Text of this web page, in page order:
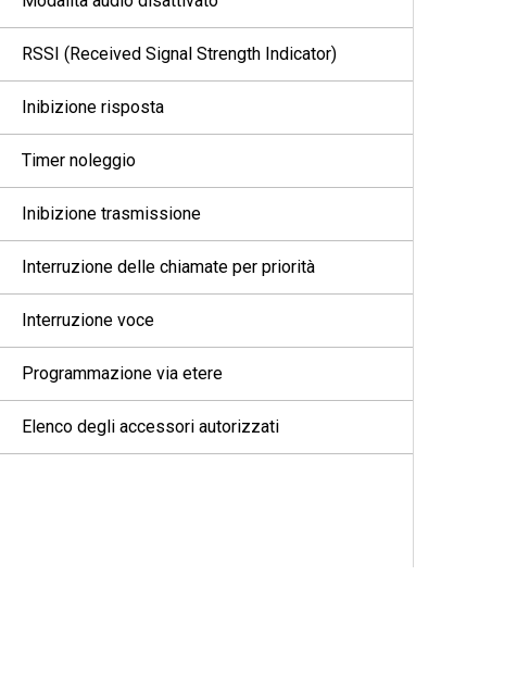
RSSI (Received Signal Strength Indicator)
Inibizione risposta
Timer noleggio
Inibizione trasmissione
Interruzione delle chiamate per priorità
Interruzione voce
Programmazione via etere
Elenco degli accessori autorizzati